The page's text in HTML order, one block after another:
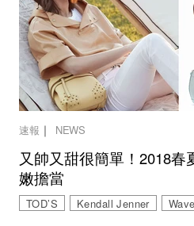
速報 ｜ NEWS
又帥又甜很簡單！2018春
嫩擔當
TOD’S Kendall Jenner